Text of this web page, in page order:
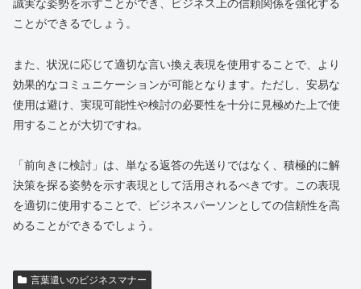
誠実な姿勢を示すことができ、ビジネス上の信頼関係を強化する
ことができるでしょう。
また、状況に応じて適切な言い換え表現を使用することで、より
効果的なコミュニケーションが可能となります。ただし、安易な
使用は避け、実現可能性や検討の必要性を十分に見極めた上で使
用することが大切ですね。
「前向きに検討」は、単なる返答の先送りではなく、積極的に解
決策を探る姿勢を示す表現として活用されるべきです。この表現
を適切に使用することで、ビジネスパーソンとしての信頼性を高
めることができるでしょう。
言葉遣いのビジネスマナー